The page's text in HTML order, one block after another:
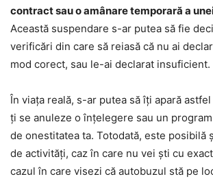
contract sau o amânare temporară a
Această suspendare s-ar putea să fie
verificări din care să reiasă că nu ai
mod corect, sau le-ai declarat insuficient.
În viața reală, s-ar putea să îți apară
ți se anuleze o înțelegere sau un
de onestitatea ta. Totodată, este posibilă
de activități, caz în care nu vei ști cu
cazul în care visezi că autobuzul stă pe